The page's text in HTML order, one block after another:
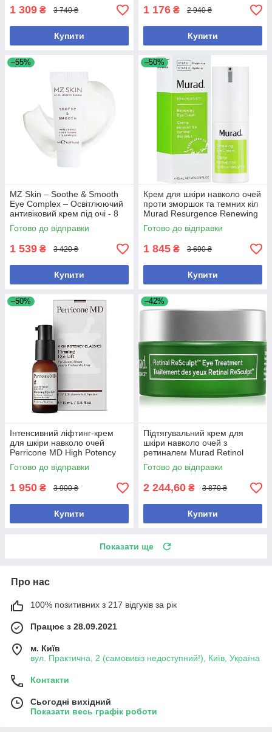
1 309 ₴ 3 740 ₴
Купити
1 176 ₴ 2 940 ₴
Купити
–55%
MZ Skin – Soothe & Smooth
Eye Complex – Освітлюючий
антивіковий крем під очі - 8
мл
Готово до відправки
1 539 ₴ 3 420 ₴
Купити
–50%
Крем для шкіри навколо очей
проти зморшок та темних кіл
Murad Resurgence Renewing
Eye Cream, 15 ml
Готово до відправки
1 845 ₴ 3 690 ₴
Купити
–50%
Інтенсивний ліфтинг-крем
для шкіри навколо очей
Perricone MD High Potency
Classics Firming Eye Lift
Готово до відправки
1 950 ₴ 3 900 ₴
Купити
–42%
Підтягувальний крем для
шкіри навколо очей з
ретиналем Murad Retinol
Resculpt Eye Treatment 15 мл
Готово до відправки
2 244,60 ₴ 3 870 ₴
Купити
Показати ще
Про нас
100% позитивних з 217 відгуків за рік
Працює з 28.09.2021
м. Київ
вул. Практична, 2 (самовивіз недоступний!), Київ, Україна
Контакти
Сьогодні вихідний
Показати весь графік роботи